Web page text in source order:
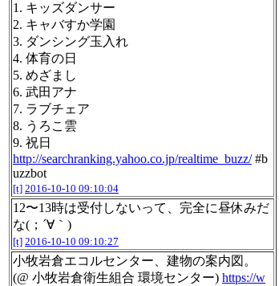
1. キッズダンサー
2. キャバすか学園
3. ダンシング玉入れ
4. 体育の日
5. めざまし
6. 武田アナ
7. ラブチェア
8. うろこ雲
9. 祝日
http://searchranking.yahoo.co.jp/realtime_buzz/#b
uzzbot
[t] 2016-10-10 09:10:04
12〜13時は受付しないって、完全に昼休みだ
な(；´∀｀)
[t] 2016-10-10 09:10:27
小牧岩倉エコルセンター、建物の案内図。
(@ 小牧岩倉衛生組合 環境センター) https://w